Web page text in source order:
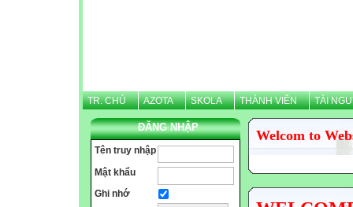
TR. CHỦ AZOTA SKOLA THÀNH VIÊN TÀI
ĐĂNG NHẬP
Tên truy nhập
Mật khẩu
Ghi nhớ
Welcom to